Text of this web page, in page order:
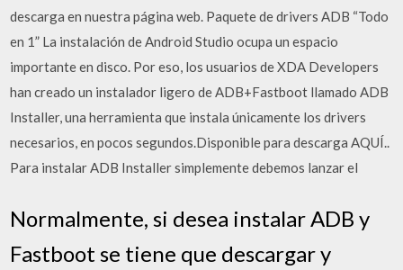
descarga en nuestra página web. Paquete de drivers ADB “Todo
en 1” La instalación de Android Studio ocupa un espacio
importante en disco. Por eso, los usuarios de XDA Developers
han creado un instalador ligero de ADB+Fastboot llamado ADB
Installer, una herramienta que instala únicamente los drivers
necesarios, en pocos segundos.Disponible para descarga AQUÍ..
Para instalar ADB Installer simplemente debemos lanzar el
Normalmente, si desea instalar ADB y
Fastboot se tiene que descargar y